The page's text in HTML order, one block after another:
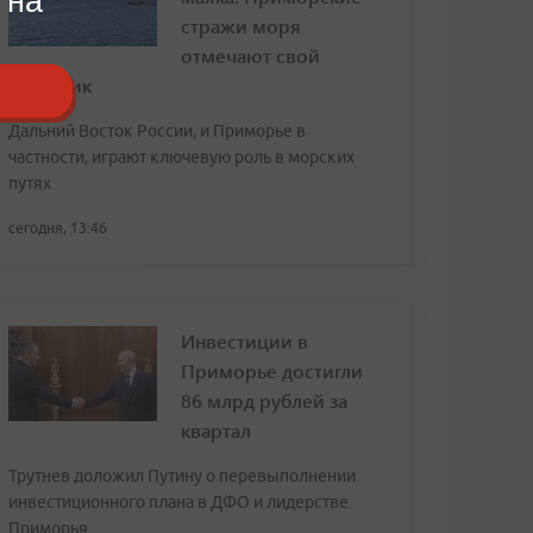
стражи моря
отмечают свой
праздник
Дальний Восток России, и Приморье в
частности, играют ключевую роль в морских
путях
сегодня, 13:46
Инвестиции в
Приморье достигли
86 млрд рублей за
квартал
Трутнев доложил Путину о перевыполнении
инвестиционного плана в ДФО и лидерстве
Приморья